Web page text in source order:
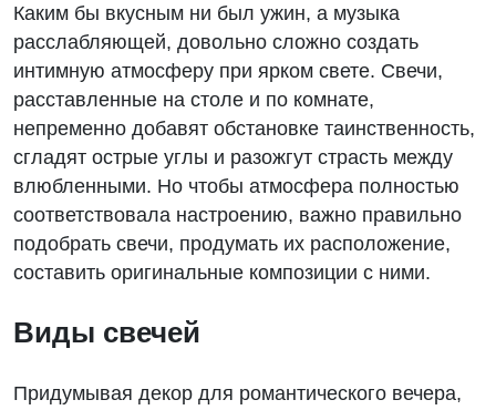
Каким бы вкусным ни был ужин, а музыка
расслабляющей, довольно сложно создать
интимную атмосферу при ярком свете. Свечи,
расставленные на столе и по комнате,
непременно добавят обстановке таинственность,
сгладят острые углы и разожгут страсть между
влюбленными. Но чтобы атмосфера полностью
соответствовала настроению, важно правильно
подобрать свечи, продумать их расположение,
составить оригинальные композиции с ними.
Виды свечей
Придумывая декор для романтического вечера,